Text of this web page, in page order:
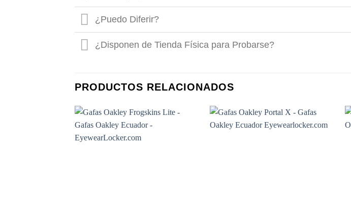
¿Puedo Diferir?
¿Disponen de Tienda Física para Probarse?
PRODUCTOS RELACIONADOS